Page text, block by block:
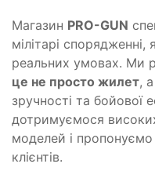
Магазин PRO-GUN
мілітарі
реальних умовах. Ми
це не просто жилет,
зручності та
дотримуємося
моделей і пропонуємо
клієнтів.